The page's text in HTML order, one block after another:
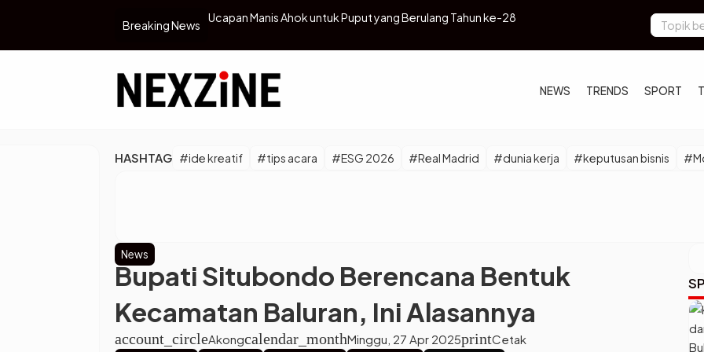
Breaking News
Ucapan Manis Ahok untuk Puput yang Berulang Tahun ke-28 Ratusan
NEWS TRENDS SPORT
HASHTAG #ide kreatif #tips acara #ESG 2026 #Real Madrid #dunia kerja #keputusan bisnis
News
Bupati Situbondo Berencana Bentuk
Kecamatan Baluran, Ini Alasannya
account_circleAkongcalendar_monthMinggu, 27 Apr 2025printCetak